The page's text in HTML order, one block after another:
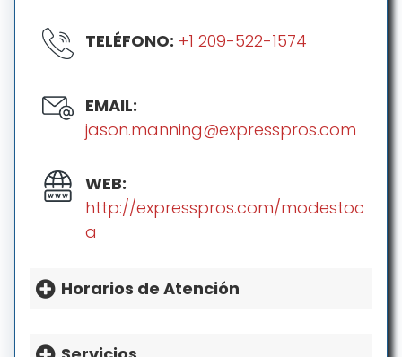
TELÉFONO: +1 209-522-1574
EMAIL:
jason.manning@expresspros.com
WEB:
http://expresspros.com/modestoc
a
Horarios de Atención
Lunes: 8a.m.-5p.m.